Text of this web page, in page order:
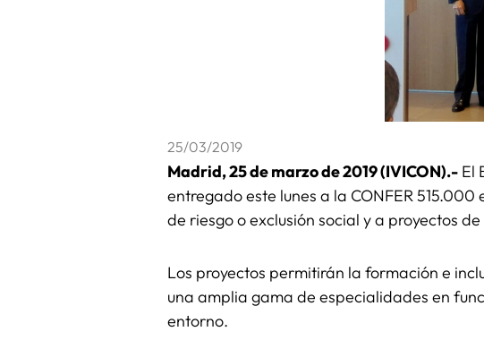
25/03/2019
Madrid, 25 de marzo de 2019 (IVICON).- El
entregado este lunes a la CONFER
de riesgo o exclusión social y a proyectos
Los proyectos permitirán la formación e
una amplia gama de especialidades en
entorno.